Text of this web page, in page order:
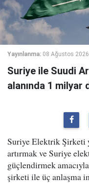
Yayınlanma: 08 Ağustos
Suriye ile Suudi
alanında 1 milyar
Suriye Elektrik
artırmak ve Suriye
güçlendirmek
şirketi ile üç anlaşma